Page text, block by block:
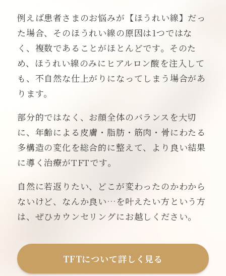
例えば患者さまのお悩みが【ほうれい線】だっ
た場合、そのほうれい線の原因は1つではな
く、複数であることがほとんどです。そのた
め、ほうれい線のみにヒアルロン酸を注入して
も、不自然な仕上がりになってしまう場合があ
ります。
部分的ではなく、お顔全体のバランスを大切
に、年齢による皮膚・脂肪・筋肉・骨にわたる
多構造の変化を総合的に整えて、より良い結果
に導く治療がTFTです。
自然に若返りたい、どこが変わったのかわから
ないけど、なんか良い…を叶えたい方という方
は、ぜひカウンセリングにお越しください。
TFTについて詳しく見る